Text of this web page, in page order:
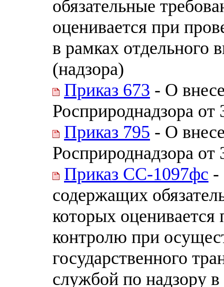
обязательные
оценивается при
в рамках отдельного
(надзора)
Приказ 673 - О
Росприроднадзора
Приказ 795 - О
Росприроднадзора
Приказ СС-1097фс -
содержащих
которых
контролю при
государственного
службой по надзору